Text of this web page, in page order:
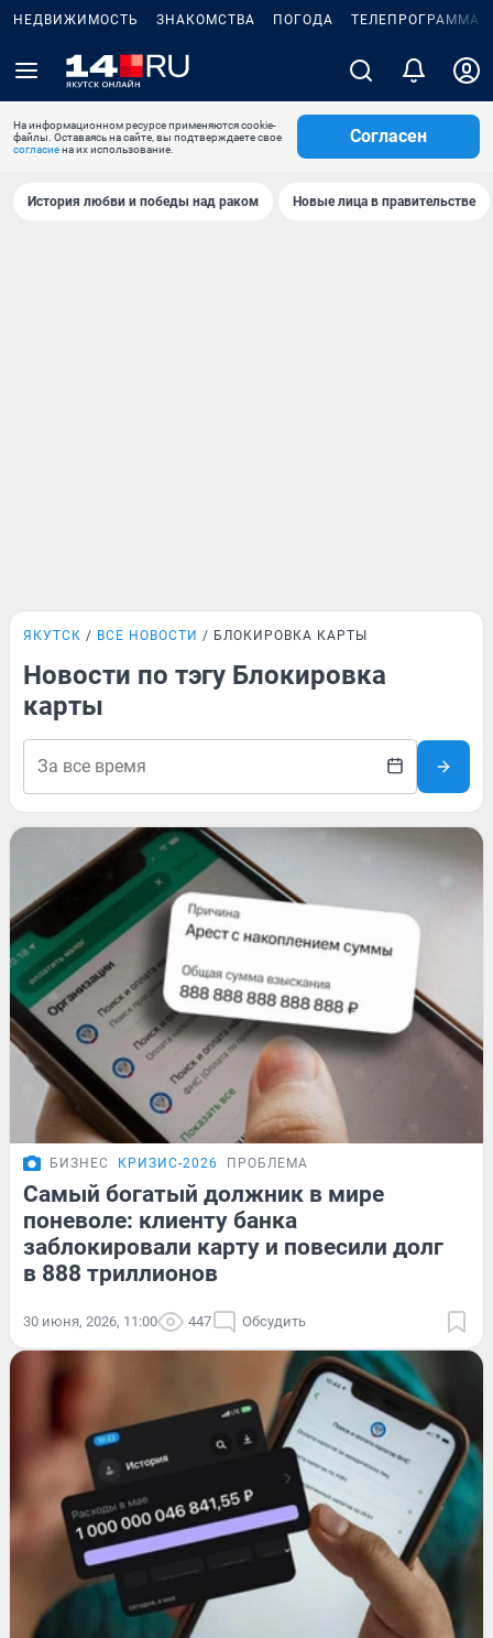
НЕДВИЖИМОСТЬ ЗНАКОМСТВА ПОГОДА ТЕЛЕПРОГРАММА
На информационном ресурсе применяются cookie-
файлы. Оставаясь на сайте, вы подтверждаете свое
согласиена их использование.
Согласен
История любви и победы над раком Новые лица в правительстве
ЯКУТСК ВСЕ НОВОСТИ БЛОКИРОВКА КАРТЫ
Новости по тэгу Блокировка
карты
БИЗНЕС КРИЗИС-2026 ПРОБЛЕМА
Самый богатый должник в мире
поневоле: клиенту банка
заблокировали карту и повесили долг
в 888 триллионов
30 июня, 2026, 11:00 447 Обсудить